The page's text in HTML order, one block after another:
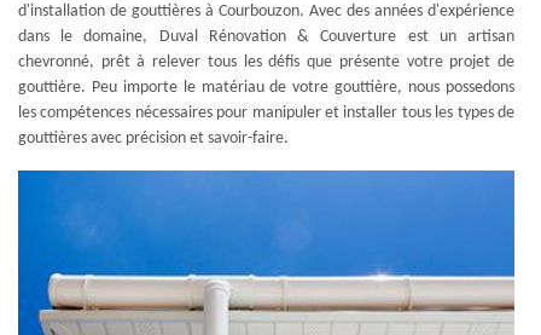
d'installation de gouttières à Courbouzon. Avec des années d'expérience
dans le domaine, Duval Rénovation & Couverture est un artisan
chevronné, prêt à relever tous les défis que présente votre projet de
gouttière. Peu importe le matériau de votre gouttière, nous possedons
les compétences nécessaires pour manipuler et installer tous les types de
gouttières avec précision et savoir-faire.